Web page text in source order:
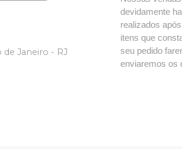
de Janeiro - RJ
devidamente
realizados
itens que
seu pedido
enviaremos os